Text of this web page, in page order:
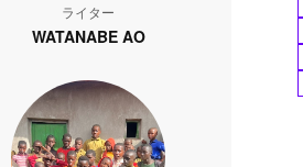
ライター
WATANABE AO